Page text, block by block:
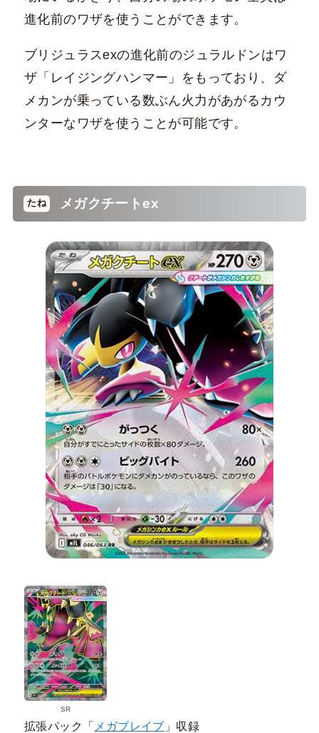
進化前のワザを使うことができます。
ブリジュラスexの進化前のジュラルドンはワ
ザ「レイジングハンマー」をもっており、ダ
メカンが乗っている数ぶん火力があがるカウ
ンターなワザを使うことが可能です。
メガクチートex
SR
拡張パック「 メガブレイブ 」収録